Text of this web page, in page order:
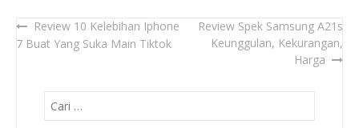
Navigasi
Review 10 Kelebihan Iphone
7 Buat Yang Suka Main Tiktok
Review Spek Samsung A21s
Keunggulan, Kekurangan,
Harga
untuk: